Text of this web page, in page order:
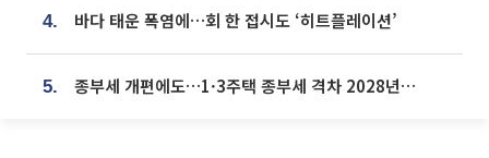
4. 바다 태운 폭염에…회 한 접시도 ‘히트플레이션’
5. 종부세 개편에도…1·3주택 종부세 격차 2028년부터 확대